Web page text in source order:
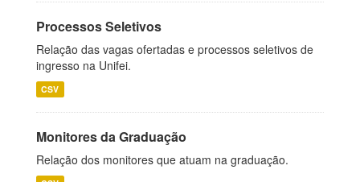
Processos Seletivos
Relação das vagas ofertadas e processos seletivos de
ingresso na Unifei.
CSV
Monitores da Graduação
Relação dos monitores que atuam na graduação.